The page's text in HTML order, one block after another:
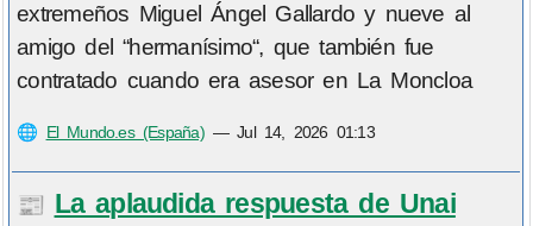
extremeños Miguel Ángel Gallardo y nueve al
amigo del “hermanísimo“, que también fue
contratado cuando era asesor en La Moncloa
🌐 El Mundo.es (España)—Jul 14, 2026 01:13
📰 La aplaudida respuesta de Unai